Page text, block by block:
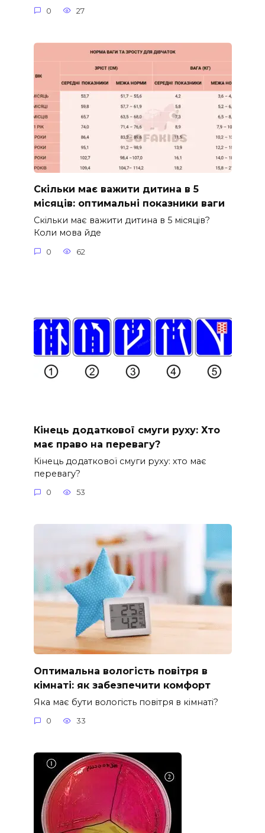
0 27
Скільки має важити дитина в 5
місяців: оптимальні показники ваги
Скільки має важити дитина в 5 місяців?
Коли мова йде
0 62
Кінець додаткової смуги руху: Хто
має право на перевагу?
Кінець додаткової смуги руху: хто має
перевагу?
0 53
Оптимальна вологість повітря в
кімнаті: як забезпечити комфорт
Яка має бути вологість повітря в кімнаті?
0 33